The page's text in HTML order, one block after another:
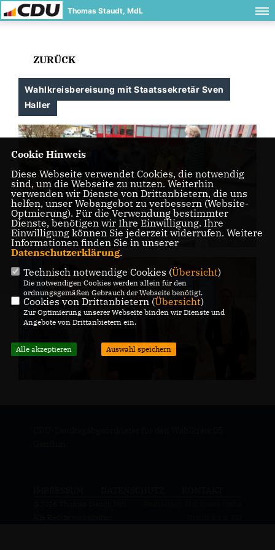
Thomas Staudt, MdL
ZURÜCK
Wahlkreisbereisung mit Staatssekretär Sven
Haller
Cookie Hinweis
Diese Webseite verwendet Cookies, die notwendig
sind, um die Webseite zu nutzen. Weiterhin
verwenden wir Dienste von Drittanbietern, die uns
helfen, unser Webangebot zu verbessern (Website-
Optmierung). Für die Verwendung bestimmter
Dienste, benötigen wir Ihre Einwilligung. Ihre
Einwilligung können Sie jederzeit widerrufen. Weitere
Informationen finden Sie in unserer
Datenschutzerklärung.
Technisch notwendige Cookies (Übersicht)
Die notwendigen Cookies werden allein für den
ordnungsgemäßen Gebrauch der Webseite benötigt.
Cookies von Drittanbietern (Übersicht)
Zur Optimierung unserer Webseite binden wir Dienste und
Angebote von Drittanbietern ein.
Alle akzeptieren Auswahl speichern